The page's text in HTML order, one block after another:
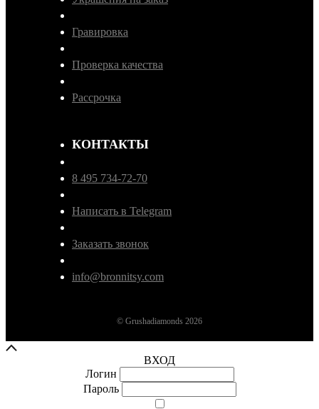
Гравировка
Проверка качества
Рассрочка
КОНТАКТЫ
8 495 734-72-70
Написать в Telegram
Заказать звонок
info@bronnitsy.com
© Grushadiamonds 2026
ВХОД
Логин
Пароль